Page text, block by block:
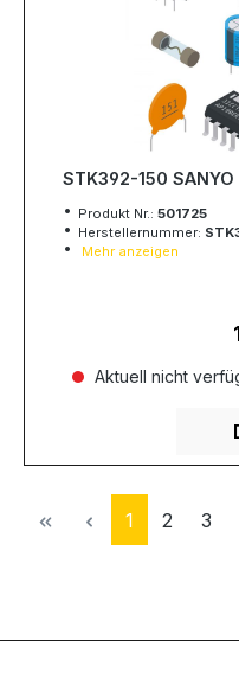
STK392-150 SANYO
Produkt Nr.: 501725
Herstellernummer:
Mehr anzeigen
Aktuell nicht
Seite
1 Seite
2 3